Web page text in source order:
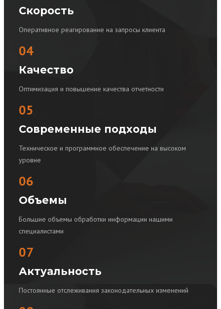
Скорость
Оперативное реагирование на запросы клиента
04
Качество
Оптимизация и повышение качества отчетности
05
Современные подходы
Техническое и программное обеспечение на высоком
уровне
06
Объемы
Большие объемы обработки информации нашими
специалистами
07
Актуальность
Постоянные отслеживания законодательных изменений